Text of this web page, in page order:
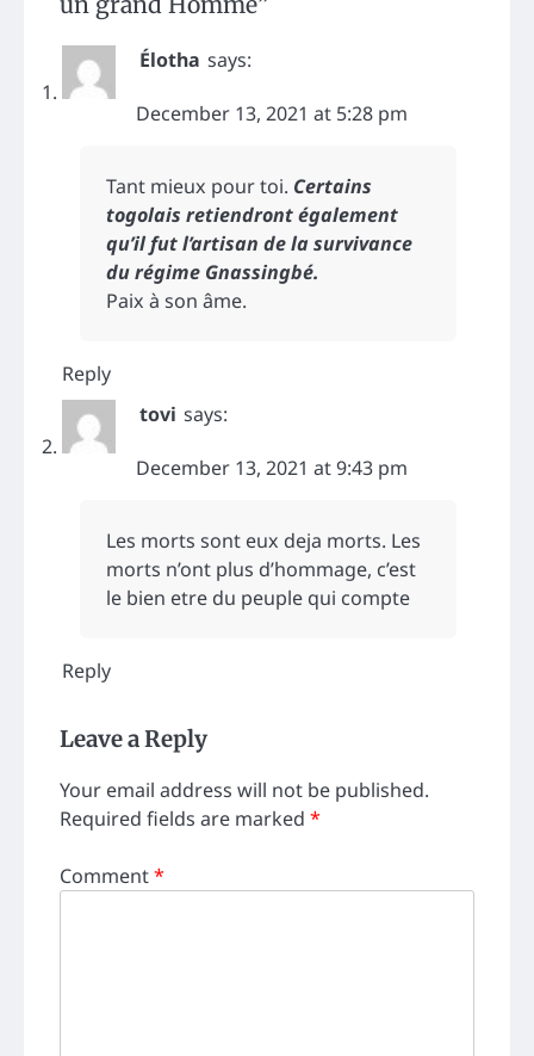
Élotha says:
December 13, 2021 at 5:28 pm
Tant mieux pour toi. Certains
togolais retiendront également
qu’il fut l’artisan de la survivance
du régime Gnassingbé.
Paix à son âme.
Reply
tovi says:
December 13, 2021 at 9:43 pm
Les morts sont eux deja morts. Les
morts n’ont plus d’hommage, c’est
le bien etre du peuple qui compte
Reply
Leave a Reply
Your email address will not be published.
Required fields are marked *
Comment*